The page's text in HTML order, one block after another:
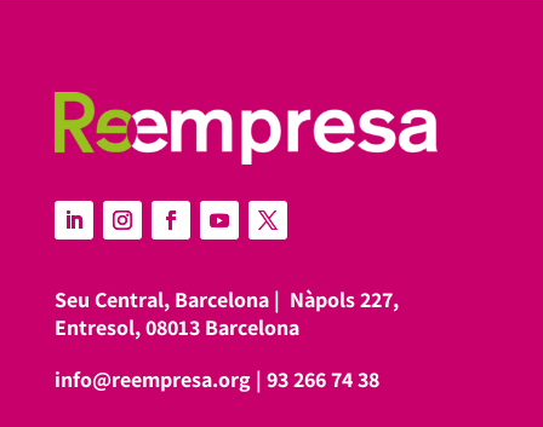
Seu Central, Barcelona | Nàpols 227,
Entresol, 08013 Barcelona
info@reempresa.org| 93 266 74 38